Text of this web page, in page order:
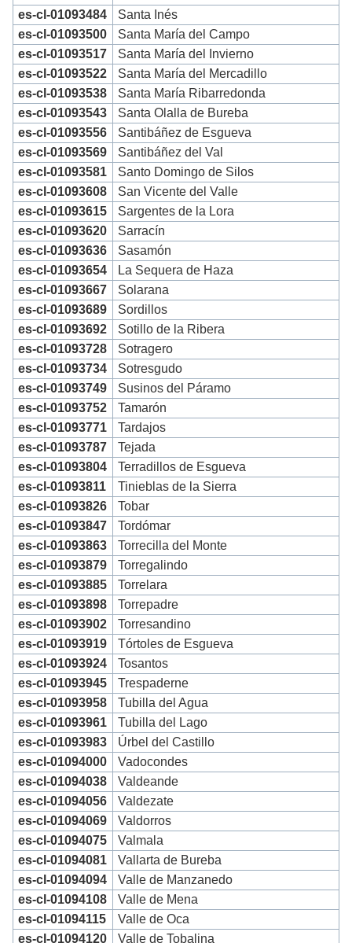
es-cl-01093484
Santa Inés
es-cl-01093500
Santa María del Campo
es-cl-01093517
Santa María del Invierno
es-cl-01093522
Santa María del Mercadillo
es-cl-01093538
Santa María Ribarredonda
es-cl-01093543
Santa Olalla de Bureba
es-cl-01093556
Santibáñez de Esgueva
es-cl-01093569
Santibáñez del Val
es-cl-01093581
Santo Domingo de Silos
es-cl-01093608
San Vicente del Valle
es-cl-01093615
Sargentes de la Lora
es-cl-01093620
Sarracín
es-cl-01093636
Sasamón
es-cl-01093654
La Sequera de Haza
es-cl-01093667
Solarana
es-cl-01093689
Sordillos
es-cl-01093692
Sotillo de la Ribera
es-cl-01093728
Sotragero
es-cl-01093734
Sotresgudo
es-cl-01093749
Susinos del Páramo
es-cl-01093752
Tamarón
es-cl-01093771
Tardajos
es-cl-01093787
Tejada
es-cl-01093804
Terradillos de Esgueva
es-cl-01093811
Tinieblas de la Sierra
es-cl-01093826
Tobar
es-cl-01093847
Tordómar
es-cl-01093863
Torrecilla del Monte
es-cl-01093879
Torregalindo
es-cl-01093885
Torrelara
es-cl-01093898
Torrepadre
es-cl-01093902
Torresandino
es-cl-01093919
Tórtoles de Esgueva
es-cl-01093924
Tosantos
es-cl-01093945
Trespaderne
es-cl-01093958
Tubilla del Agua
es-cl-01093961
Tubilla del Lago
es-cl-01093983
Úrbel del Castillo
es-cl-01094000
Vadocondes
es-cl-01094038
Valdeande
es-cl-01094056
Valdezate
es-cl-01094069
Valdorros
es-cl-01094075
Valmala
es-cl-01094081
Vallarta de Bureba
es-cl-01094094
Valle de Manzanedo
es-cl-01094108
Valle de Mena
es-cl-01094115
Valle de Oca
es-cl-01094120
Valle de Tobalina